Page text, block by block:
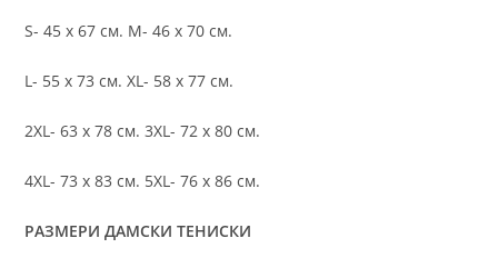
S- 45 х 67 см. M- 46 х 70 см.
L- 55 х 73 см. XL- 58 х 77 см.
2XL- 63 х 78 см. 3XL- 72 х 80 см.
4XL- 73 х 83 см. 5XL- 76 х 86 см.
РАЗМЕРИ ДАМСКИ ТЕНИСКИ